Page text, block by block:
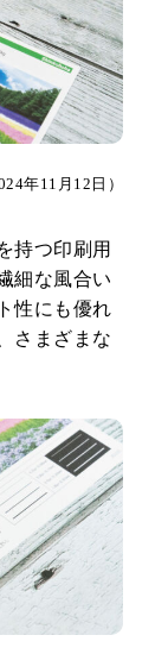
年11月12日）
持つ印刷用
細な風合い
性にも優れ
さまざまな